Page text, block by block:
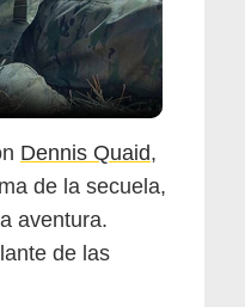
Dennis Quaid,
de la secuela,
aventura.
de las